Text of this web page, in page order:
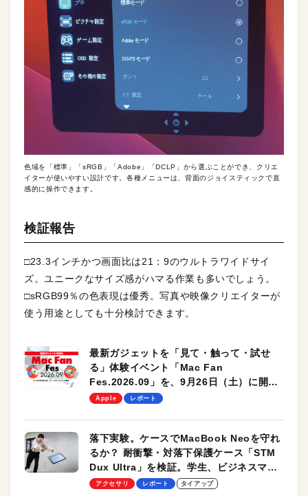
色域を「標準」「sRGB」「Adobe」「DCLP」から選ぶことができ、クリエ
イターが使いやすい設計です。各種メニューは、背面のジョイスティックで直
感的に操作できます。
検証報告
□23.3インチかつ画面比は21：9のウルトラワイドサイ
ズ。ユニークなサイズ感がハマる作業も多いでしょう。
□sRGB99％の色表現は優秀。写真や映像クリエイターが
使う用途としても十分検討できます。
最新ガジェットを「見て・触って・試せ
る」体験イベント「Mac Fan
Fes.2026.09」を、9月26日（土）に開催
します！
Apple レポート
落下実験。ケースでMacBook Neoを守れ
るか？ 耐衝撃・対落下保護ケース「STM
Dux Ultra」を検証。学生、ビジネスマン
のモバイルユースに最適！
アクセサリ レポート タイアップ